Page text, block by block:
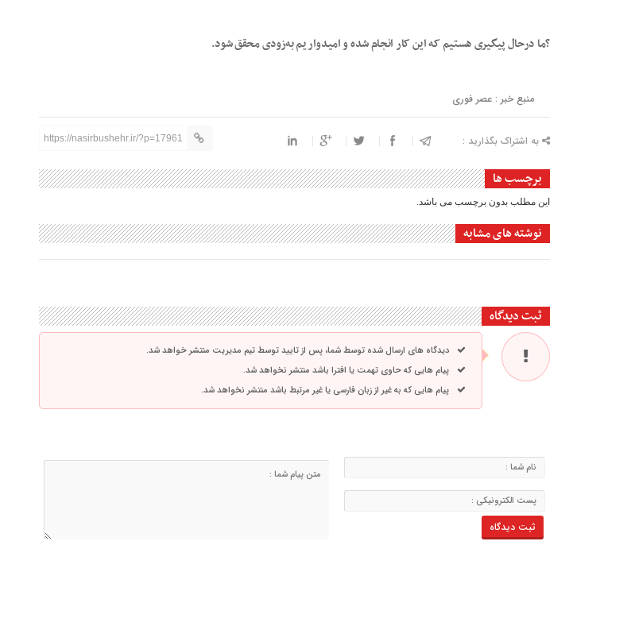
?ما درحال پیگیری هستیم که این کار انجام شده و امیدواریم به‌زودی محقق شود.
منبع خبر : عصر فوری
به اشتراک بگذارید : https://nasirbushehr.ir/?p=17961
برچسب ها
این مطلب بدون برچسب می باشد.
نوشته های مشابه
ثبت دیدگاه
دیدگاه های ارسال شده توسط شما، پس از تایید توسط تیم مدیریت منتشر خواهد شد.
پیام هایی که حاوی تهمت یا افترا باشد منتشر نخواهد شد.
پیام هایی که به غیر از زبان فارسی یا غیر مرتبط باشد منتشر نخواهد شد.